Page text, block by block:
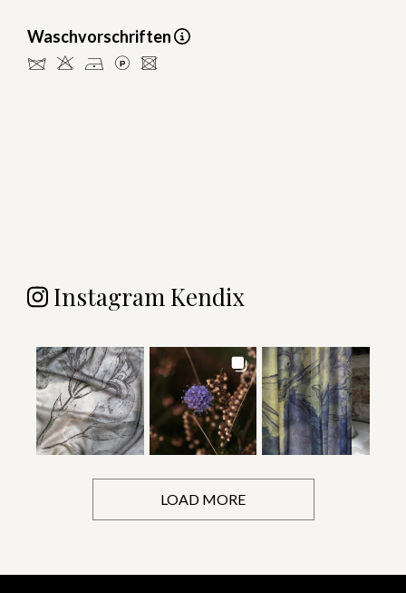
Waschvorschriften
dHDLU
Instagram Kendix
LOAD MORE